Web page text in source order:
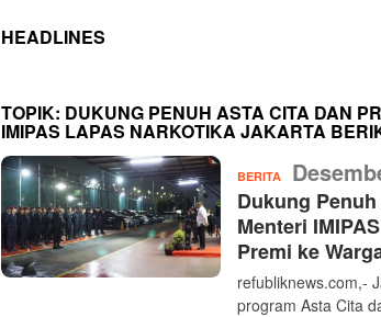
HEADLINES
TOPIK: DUKUNG PENUH ASTA CITA DAN
IMIPAS LAPAS NARKOTIKA JAKARTA
BERITA
Dukung
Menteri
Premi ke
refubliknews.com,-
program Asta Cita